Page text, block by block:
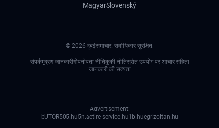
MagyarSlovenský
© 2026 दुबईसमाचार. सर्वाधिकार सुरक्षित.
संपर्कमुद्रण जानकारीगोपनीयता नीतिकुकी नीतिस्रोत उपयोग पर आचार संहिता
जानकारी की सत्यता
Advertisement:
bUTOR505.hu5n.aetire-service.hu1b.huegrizoltan.hu